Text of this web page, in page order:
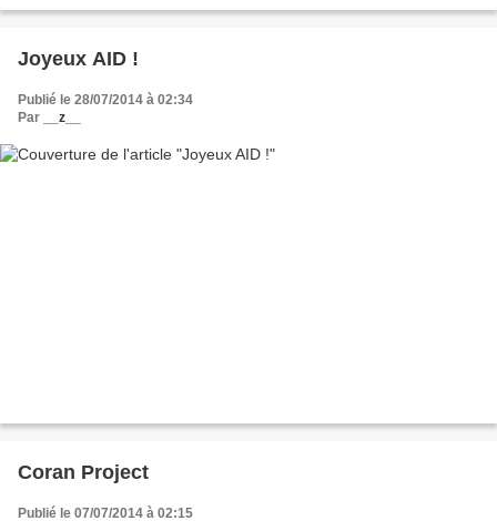
Joyeux AID !
Publié le 28/07/2014 à 02:34
Par
__z__
Coran Project
Publié le 07/07/2014 à 02:15